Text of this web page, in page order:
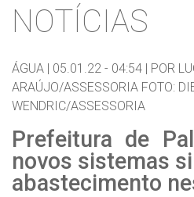
NOTÍCIAS
ÁGUA | 05.01.22 - 04:54 | POR
ARAÚJO/ASSESSORIA FOTO:
WENDRIC/ASSESSORIA
Prefeitura de
novos sistemas
abastecimento